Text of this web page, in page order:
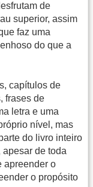
de
superior, assim
faz uma
do que a
capítulos de
frases de
letra e uma
nível, mas
do livro inteiro
de toda
apreender o
o propósito